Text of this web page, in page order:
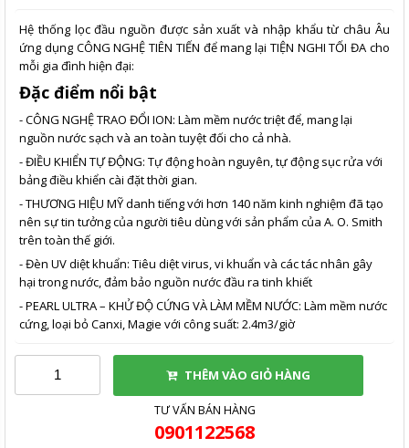
Hệ thống lọc đầu nguồn được sản xuất và nhập khẩu từ châu Âu
ứng dụng CÔNG NGHỆ TIÊN TIẾN để mang lại TIỆN NGHI TỐI ĐA cho
mỗi gia đình hiện đại:
Đặc điểm nổi bật
- CÔNG NGHỆ TRAO ĐỔI ION: Làm mềm nước triệt để, mang lại
nguồn nước sạch và an toàn tuyệt đối cho cả nhà.
- ĐIỀU KHIỂN TỰ ĐỘNG: Tự động hoàn nguyên, tự động sục rửa với
bảng điều khiển cài đặt thời gian.
- THƯƠNG HIỆU MỸ danh tiếng với hơn 140 năm kinh nghiệm đã tạo
nên sự tin tưởng của người tiêu dùng với sản phẩm của A. O. Smith
trên toàn thế giới.
- Đèn UV diệt khuẩn: Tiêu diệt virus, vi khuẩn và các tác nhân gây
hại trong nước, đảm bảo nguồn nước đầu ra tinh khiết
- PEARL ULTRA – KHỬ ĐỘ CỨNG VÀ LÀM MỀM NƯỚC: Làm mềm nước
cứng, loại bỏ Canxi, Magie với công suất: 2.4m3/giờ
THÊM VÀO GIỎ HÀNG
TƯ VẤN BÁN HÀNG
0901122568